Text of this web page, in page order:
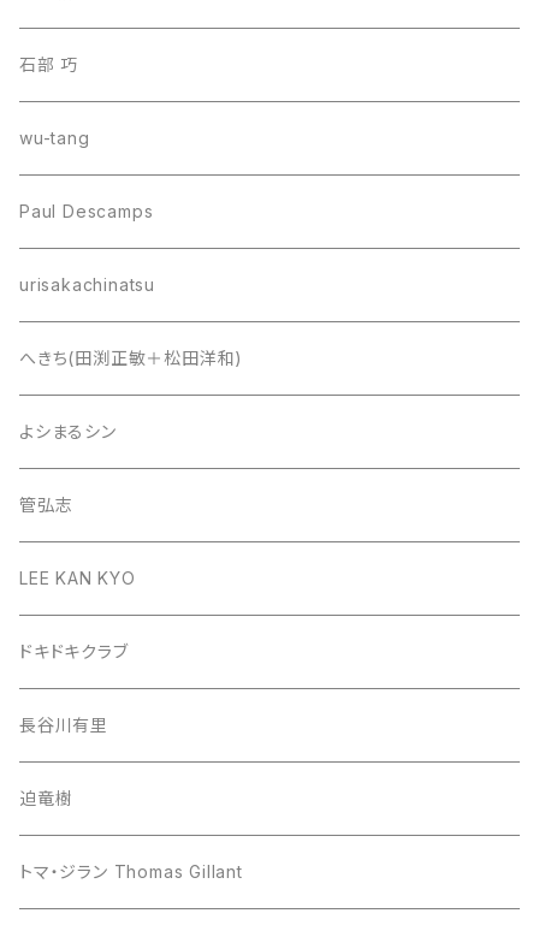
石部 巧
wu-tang
Paul Descamps
urisakachinatsu
へきち(田渕正敏＋松田洋和)
よシまるシン
管弘志
LEE KAN KYO
ドキドキクラブ
長谷川有里
迫竜樹
トマ・ジラン Thomas Gillant